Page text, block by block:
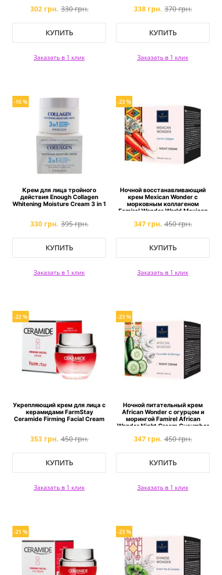
302 грн. 330 грн.
КУПИТЬ
Заказать в 1 клик
338 грн. 370 грн.
КУПИТЬ
Заказать в 1 клик
-16 %
Крем для лица тройного
действия Enough Collagen
Whitening Moisture Cream 3 in 1
330 грн. 395 грн.
КУПИТЬ
Заказать в 1 клик
-23 %
Ночной восстанавливающий
крем Mexican Wonder с
морковным коллагеном
Famirel Wonder World Mexican
347 грн. 450 грн.
КУПИТЬ
Заказать в 1 клик
-22 %
Укрепляющий крем для лица с
керамидами FarmStay
Ceramide Firming Facial Cream
353 грн. 450 грн.
КУПИТЬ
Заказать в 1 клик
-23 %
Ночной питательный крем
African Wonder с огурцом и
морингой Famirel African
Wonder Night Cream Cucumber
347 грн. 450 грн.
КУПИТЬ
Заказать в 1 клик
-21 % -23 %